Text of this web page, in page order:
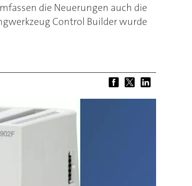
die Neuerungen auch die
Control Builder wurde